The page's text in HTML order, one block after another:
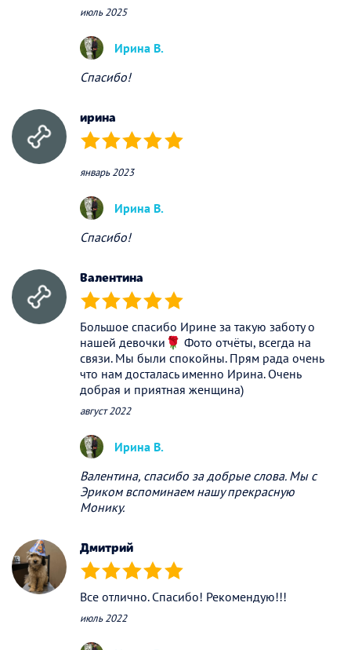
июль 2025
Ирина В.
Спасибо!
ирина
(*) (*) (*) (*) (*)
январь 2023
Ирина В.
Спасибо!
Валентина
(*) (*) (*) (*) (*)
Большое спасибо Ирине за такую заботу о
нашей девочки🌹 Фото отчёты, всегда на
связи. Мы были спокойны. Прям рада очень
что нам досталась именно Ирина. Очень
добрая и приятная женщина)
август 2022
Ирина В.
Валентина, спасибо за добрые слова. Мы с
Эриком вспоминаем нашу прекрасную
Монику.
Дмитрий
(*) (*) (*) (*) (*)
Все отлично. Спасибо! Рекомендую!!!
июль 2022